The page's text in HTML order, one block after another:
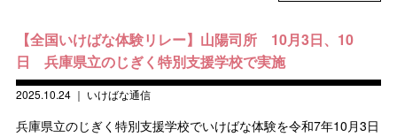
【全国いけばな体験リレー】山陽司所 10月3日、10
日 兵庫県立のじぎく特別支援学校で実施
2025.10.24｜ いけばな通信
兵庫県立のじぎく特別支援学校でいけばな体験を令和7年10月3日